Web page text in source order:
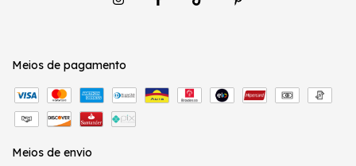
Meios de pagamento
Meios de envio